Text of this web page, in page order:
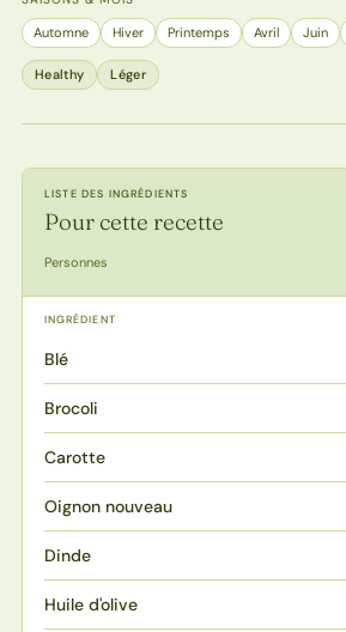
Automne Hiver Printemps Avril Juin
Healthy Léger
LISTE DES INGRÉDIENTS
Pour cette recette
Personnes
INGRÉDIENT
Blé
Brocoli
Carotte
Oignon nouveau
Dinde
Huile d'olive